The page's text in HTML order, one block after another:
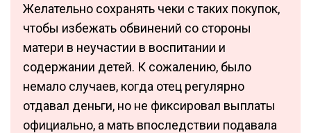
Желательно сохранять чеки с таких покупок,
чтобы избежать обвинений со стороны
матери в неучастии в воспитании и
содержании детей. К сожалению, было
немало случаев, когда отец регулярно
отдавал деньги, но не фиксировал выплаты
официально, а мать впоследствии подавала